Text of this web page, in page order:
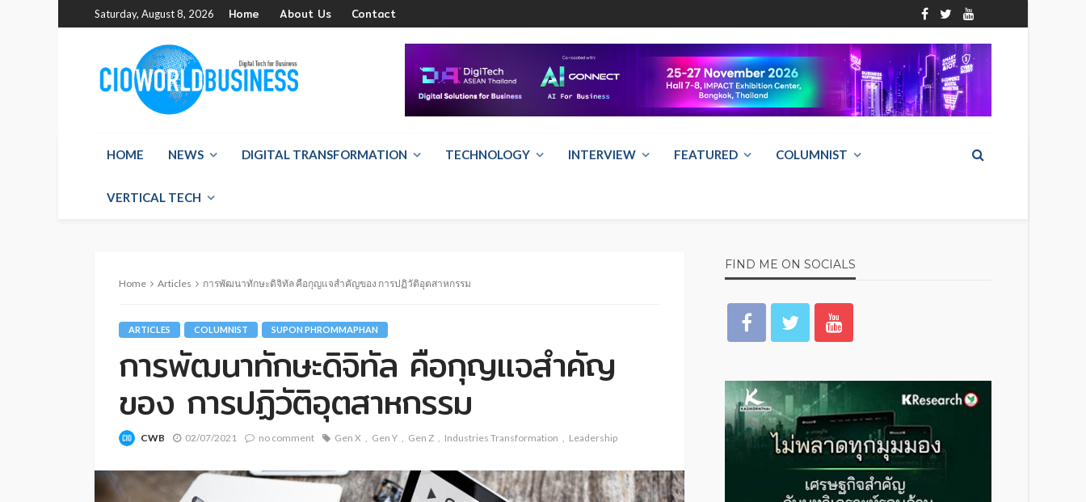
Saturday, August 8, 2026 Home About Us Contact
HOME NEWS DIGITAL TRANSFORMATION TECHNOLOGY INTERVIEW FEATURED COLUMNIST
VERTICAL TECH
Home Articles การพัฒนาทักษะดิจิทัล คือกุญแจสำคัญของ การปฏิวัติอุตสาหกรรม
ARTICLES COLUMNIST SUPON PHROMMAPHAN
การพัฒนาทักษะดิจิทัล คือกุญแจสำคัญ
ของ การปฏิวัติอุตสาหกรรม
CWB 02/07/2021 no comment Gen X Gen Y Gen Z Industries Transformation Leadership
FIND ME ON SOCIALS